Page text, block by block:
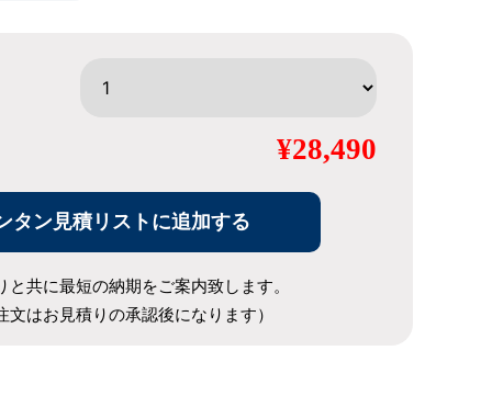
¥28,490
タン見積リストに追加する
と共に最短の納期をご案内致します。
文はお見積りの承認後になります）